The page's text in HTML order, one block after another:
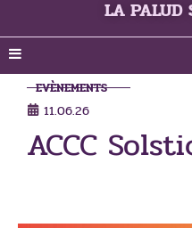
LA PALUD
EVÈNEMENTS
11.06.26
ACCC